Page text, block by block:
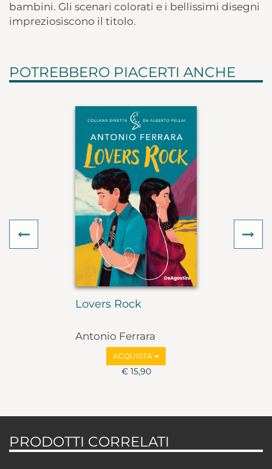
bambini. Gli scenari colorati e i bellissimi disegni
impreziosiscono il titolo.
POTREBBERO PIACERTI ANCHE
Lovers Rock
Antonio Ferrara
ACQUISTA
€ 15,90
Previous
PRODOTTI CORRELATI